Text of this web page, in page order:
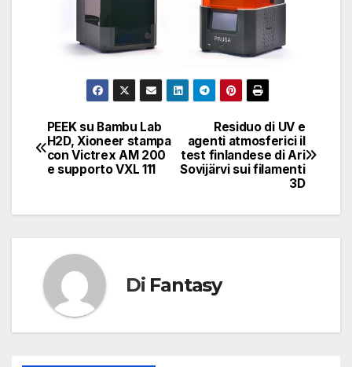
Navigazione
articoli
Residuo di UV e
agenti atmosferici il
test finlandese di Ari
Sovijärvi sui filamenti
3D
PEEK su Bambu Lab
H2D, Xioneer stampa
con Victrex AM 200
e supporto VXL 111
Di Fantasy